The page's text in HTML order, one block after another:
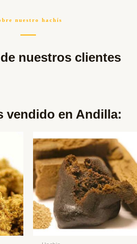
nuestro hachís
nuestros clientes
vendido en Andilla:​